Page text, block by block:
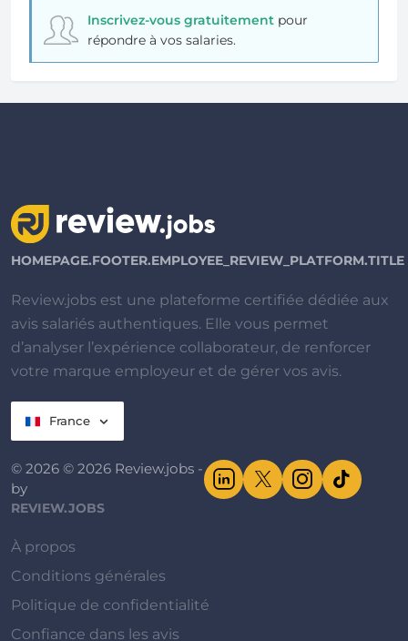
Inscrivez-vous gratuitementpour
répondre à vos salaries.
HOMEPAGE.FOOTER.EMPLOYEE_REVIEW_PLATFORM.TITLE
Review.jobs est une plateforme certifiée dédiée aux
avis salariés authentiques. Elle vous permet
d’analyser l’expérience collaborateur, de renforcer
votre marque employeur et de gérer vos avis.
France
© 2026 © 2026 Review.jobs -
by
REVIEW.JOBS
À propos
Conditions générales
Politique de confidentialité
Confiance dans les avis